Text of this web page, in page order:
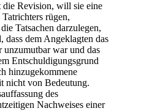
die Revision, will sie eine
rügen,
Tatsachen darzulegen,
dass dem Angeklagten das
unzumutbar war und das
Entschuldigungsgrund
hinzugekommene
nicht von Bedeutung.
des
Nachweises einer